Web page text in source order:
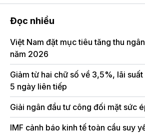
Đọc nhiều
Việt Nam đặt mục tiêu tăng thu
năm 2026
Giảm từ hai chữ số về 3,5%, lãi
5 ngày liên tiếp
Giải ngân đầu tư công đối mặt sức
IMF cảnh báo kinh tế toàn cầu suy